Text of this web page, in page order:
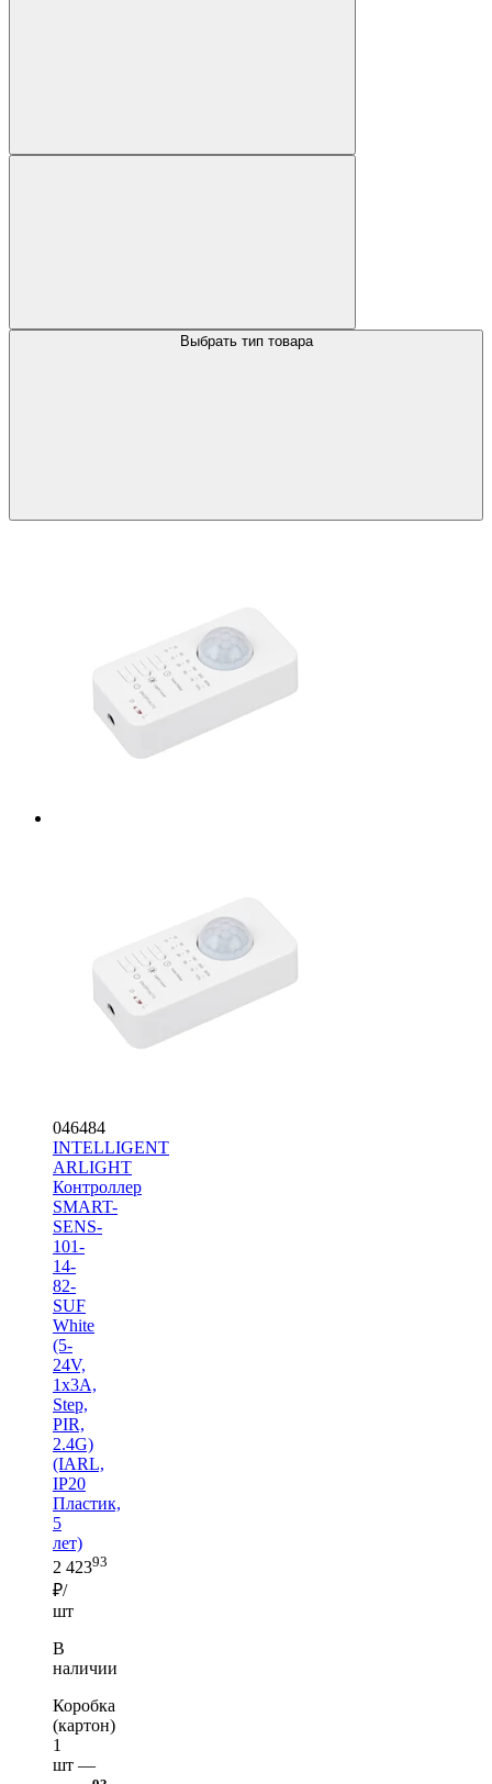
Выбрать тип товара
046484
INTELLIGENT
ARLIGHT
Контроллер
SMART-
SENS-
101-
14-
82-
SUF
White
(5-
24V,
1x3A,
Step,
PIR,
2.4G)
(IARL,
IP20
Пластик,
5
лет)
2 42393
₽/
шт
В
наличии
Коробка
(картон)
1
шт —